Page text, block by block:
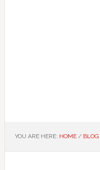
YOU ARE HERE: HOME / BLOG